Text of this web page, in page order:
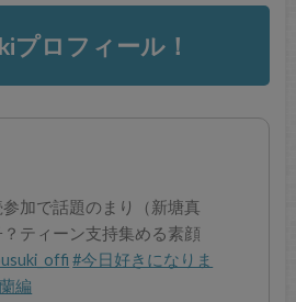
プロフィール！
参加で話題のまり（新塘真
ティーン支持集める素顔
#今日好きになりま
編